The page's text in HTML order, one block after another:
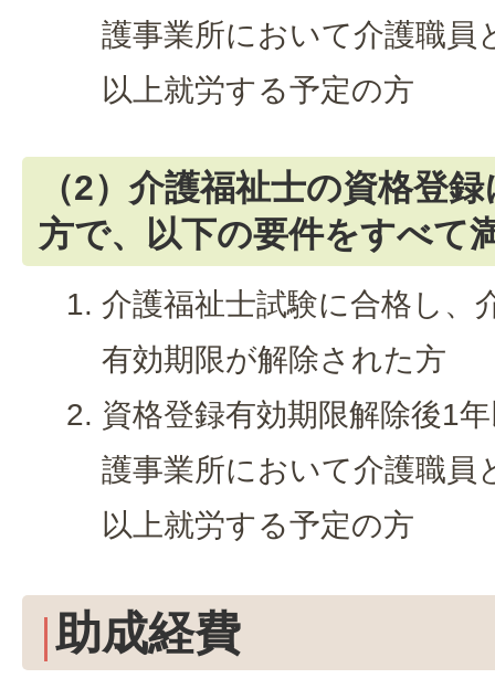
護事業所において介護職員
以上就労する予定の方
（2）介護福祉士の資格登
方で、以下の要件をすべて
介護福祉士試験に合格し、
有効期限が解除された方
資格登録有効期限解除後1
護事業所において介護職員
以上就労する予定の方
助成経費